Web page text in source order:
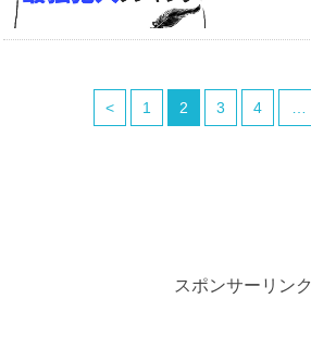
< 1 2 3 4
スポンサーリンク